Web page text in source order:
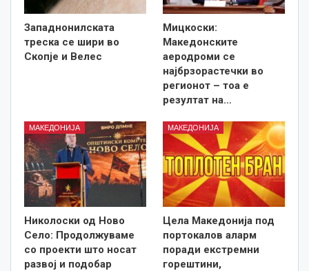
Западнонилската
треска се шири во
Скопје и Велес
Мицкоски:
Македонските
аеродроми се
најбрзорастечки во
регионот – тоа е
резултат на…
МАКЕДОНИЈА
Николоски од Ново
Село: Продолжуваме
со проекти што носат
развој и подобар
МАКЕДОНИЈА
Цела Македонија под
портокалов аларм
поради екстремни
горештини,